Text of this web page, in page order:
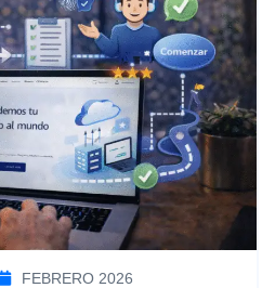
FEBRERO 2026